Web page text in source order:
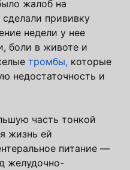
жалоб на
прививку
недели у нее
боли в животе и
тромбы, которые
недостаточность и
часть тонкой
жизнь ей
питание —
желудочно-